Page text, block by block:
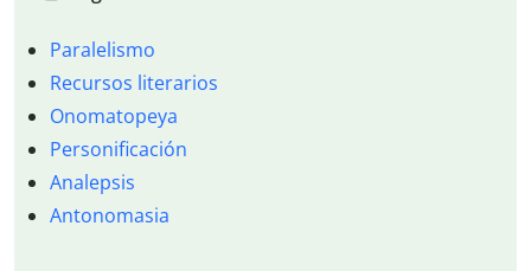
Paralelismo
Recursos literarios
Onomatopeya
Personificación
Analepsis
Antonomasia